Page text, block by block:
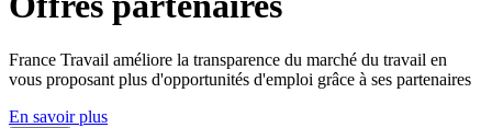
France Travail améliore la transparence du marché du travail en
vous proposant plus d'opportunités d'emploi grâce à ses partenaires
En savoir plus